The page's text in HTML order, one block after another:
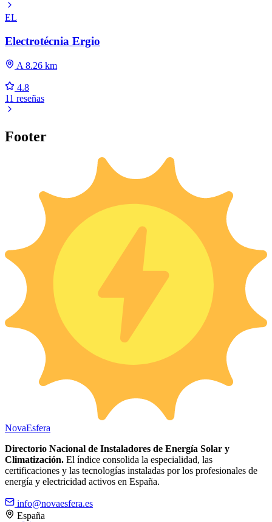
EL
Electrotécnia Ergio
A 8.26 km
4.8
11 reseñas
Footer
NovaEsfera
Directorio Nacional de Instaladores de Energía Solar y
Climatización. El índice consolida la especialidad, las
certificaciones y las tecnologías instaladas por los profesionales de
energía y electricidad activos en España.
info@novaesfera.es
España